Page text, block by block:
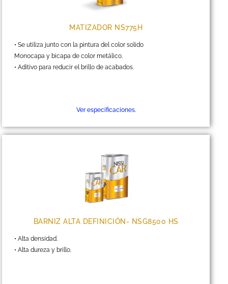
MATIZADOR NS775H
• Se utiliza junto con la pintura del color solido
Monocapa y bicapa de color metálico.
• Aditivo para reducir el brillo de acabados.
Ver especificaciones.
BARNIZ ALTA DEFINICIÓN- NSG8500 HS
• Alta densidad.
• Alta dureza y brillo.